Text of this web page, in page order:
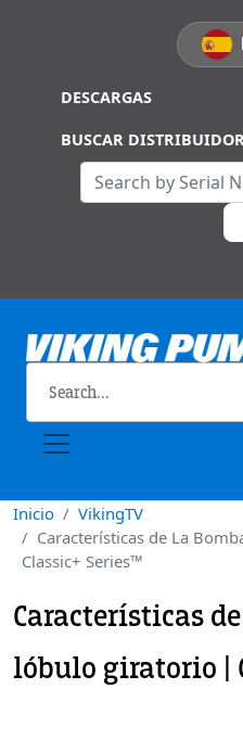
DESCARGAS
BUSCAR
Inicio
VikingTV
Características de La
Classic+ Series™
Características
lóbulo giratorio |